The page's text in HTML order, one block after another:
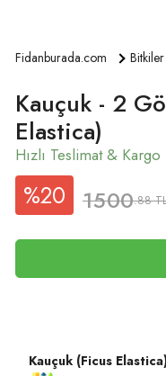
Fidanburada.com Bitkiler
Kauçuk - 2
Elastica)
%20 1500.88
Kauçuk (Ficus